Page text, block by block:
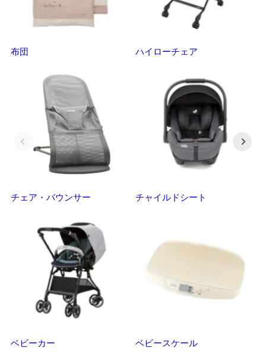
布団 ハイローチェア
チェア・バウンサー チャイルドシート
ベビーカー ベビースケール